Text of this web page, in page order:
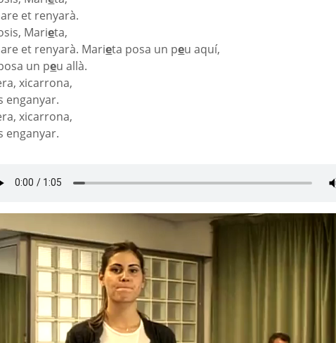
et renyarà.
Marieta,
et renyarà. Marieta posa un peu aquí,
un peu allà.
xicarrona,
enganyar.
xicarrona,
enganyar.